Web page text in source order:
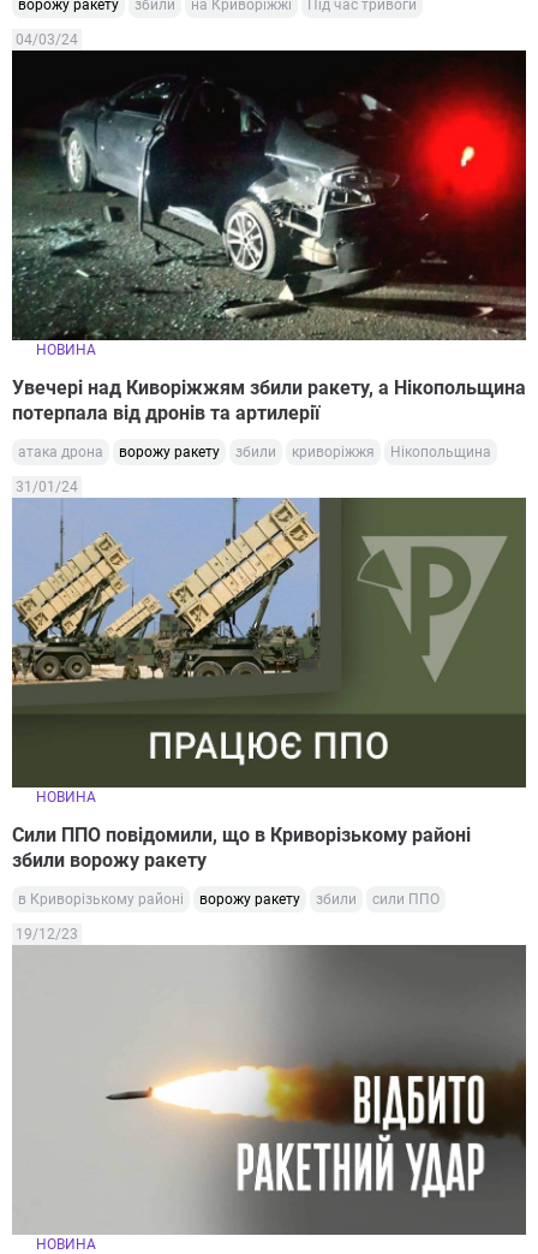
ворожу ракету збили на Криворіжжі Під час тривоги
04/03/24
НОВИНА
Увечері над Киворіжжям збили ракету, а Нікопольщина
потерпала від дронів та артилерії
атака дрона ворожу ракету збили криворіжжя Нікопольщина
31/01/24
НОВИНА
Сили ППО повідомили, що в Криворізькому районі
збили ворожу ракету
в Криворізькому районі ворожу ракету збили сили ППО
19/12/23
НОВИНА